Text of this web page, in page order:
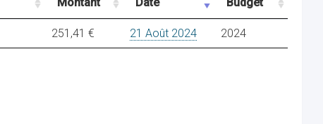
251,41 € 21 Août 2024 2024